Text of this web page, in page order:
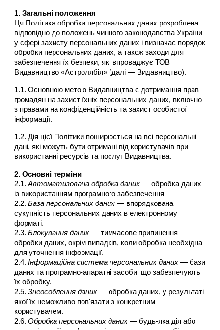
1. Загальні положення
Ця Політика обробки персональних даних розроблена
відповідно до положень чинного законодавства України
у сфері захисту персональних даних і визначає порядок
обробки персональних даних, а також заходи для
забезпечення їх безпеки, які впроваджує ТОВ
Видавництво «Астролябія» (далі — Видавництво).
1.1. Основною метою Видавництва є дотримання прав
громадян на захист їхніх персональних даних, включно
з правами на конфіденційність та захист особистої
інформації.
1.2. Дія цієї Політики поширюється на всі персональні
дані, які можуть бути отримані від користувачів при
використанні ресурсів та послуг Видавництва.
2. Основні терміни
2.1.Автоматизована обробка даних — обробка даних
із використанням програмного забезпечення.
2.2.База персональних даних — впорядкована
сукупність персональних даних в електронному
форматі.
2.3.Блокування даних — тимчасове припинення
обробки даних, окрім випадків, коли обробка необхідна
для уточнення інформації.
2.4.Інформаційна система персональних даних — бази
даних та програмно-апаратні засоби, що забезпечують
їх обробку.
2.5.Знеособлення даних — обробка даних, у результаті
якої їх неможливо пов'язати з конкретним
користувачем.
2.6.Обробка персональних даних — будь-яка дія або